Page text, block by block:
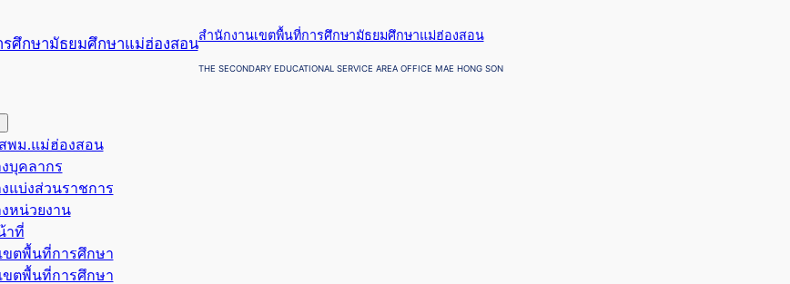
สำนักงานเขตพื้นที่การศึกษามัธยมศึกษาแม่ฮ่องสอน
THE SECONDARY EDUCATIONAL SERVICE AREA OFFICE MAE HONG SON
พม.แม่ฮ่องสอน
บุคลากร
แบ่งส่วนราชการ
หน่วยงาน
าที่
ขตพื้นที่การศึกษา
ขตพื้นที่การศึกษา